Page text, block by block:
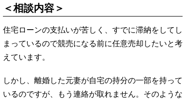
＜相談内容＞
住宅ローンの支払いが苦しく、すでに滞納をしてし
まっているので競売になる前に任意売却したいと考
えています。
しかし、離婚した元妻が自宅の持分の一部を持って
いるのですが、もう連絡が取れません。そのような